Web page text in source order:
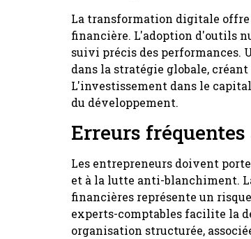
La transformation digitale
financière. L'adoption d'outils
suivi précis des performances.
dans la stratégie globale,
L'investissement dans le
du développement.
Erreurs
Les entrepreneurs doivent
et à la lutte anti-blanchiment.
financières représente un
experts-comptables facilite la
organisation structurée,